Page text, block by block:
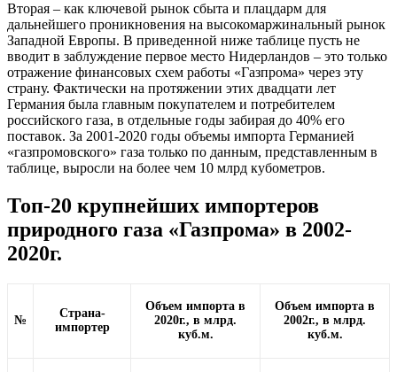
Вторая – как ключевой рынок сбыта и плацдарм для
дальнейшего проникновения на высокомаржинальный рынок
Западной Европы. В приведенной ниже таблице пусть не
вводит в заблуждение первое место Нидерландов – это только
отражение финансовых схем работы «Газпрома» через эту
страну. Фактически на протяжении этих двадцати лет
Германия была главным покупателем и потребителем
российского газа, в отдельные годы забирая до 40% его
поставок. За 2001-2020 годы объемы импорта Германией
«газпромовского» газа только по данным, представленным в
таблице, выросли на более чем 10 млрд кубометров.
Топ-20 крупнейших импортеров
природного газа «Газпрома» в 2002-
2020г.
№
Страна-
импортер
Объем импорта в
2020г., в млрд.
куб.м.
Объем импорта в
2002г., в млрд.
куб.м.